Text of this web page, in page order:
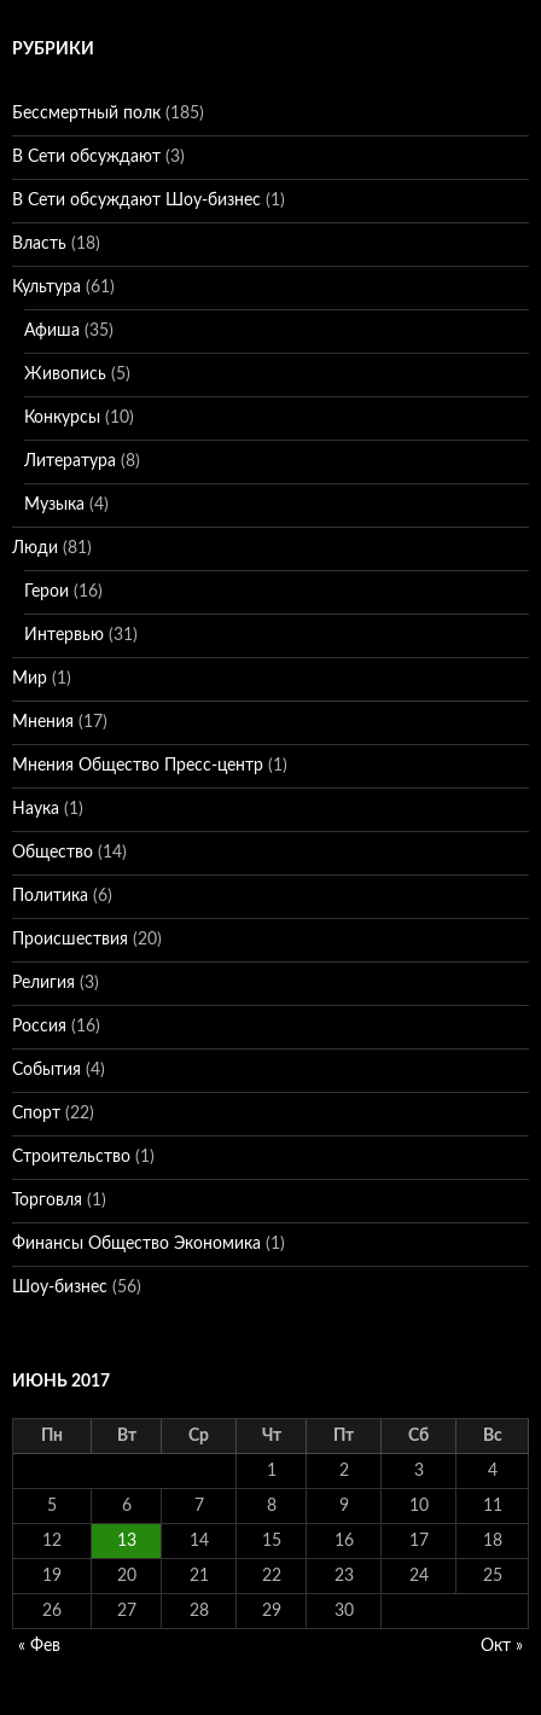
РУБРИКИ
Бессмертный полк (185)
В Сети обсуждают (3)
В Сети обсуждают Шоу-бизнес (1)
Власть (18)
Культура (61)
Афиша (35)
Живопись (5)
Конкурсы (10)
Литература (8)
Музыка (4)
Люди (81)
Герои (16)
Интервью (31)
Мир (1)
Мнения (17)
Мнения Общество Пресс-центр (1)
Наука (1)
Общество (14)
Политика (6)
Происшествия (20)
Религия (3)
Россия (16)
События (4)
Спорт (22)
Строительство (1)
Торговля (1)
Финансы Общество Экономика (1)
Шоу-бизнес (56)
ИЮНЬ 2017
Пн Вт Ср Чт Пт Сб Вс
1 2 3 4
5 6 7 8 9 10 11
12 13 14 15 16 17 18
19 20 21 22 23 24 25
26 27 28 29 30
« Фев Окт »